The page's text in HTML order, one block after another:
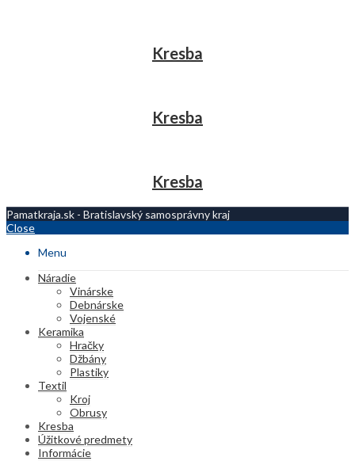
Kresba
Kresba
Kresba
Pamatkraja.sk - Bratislavský samosprávny kraj
Close
Menu
Náradie
Vinárske
Debnárske
Vojenské
Keramika
Hračky
Džbány
Plastiky
Textil
Kroj
Obrusy
Kresba
Úžitkové predmety
Informácie